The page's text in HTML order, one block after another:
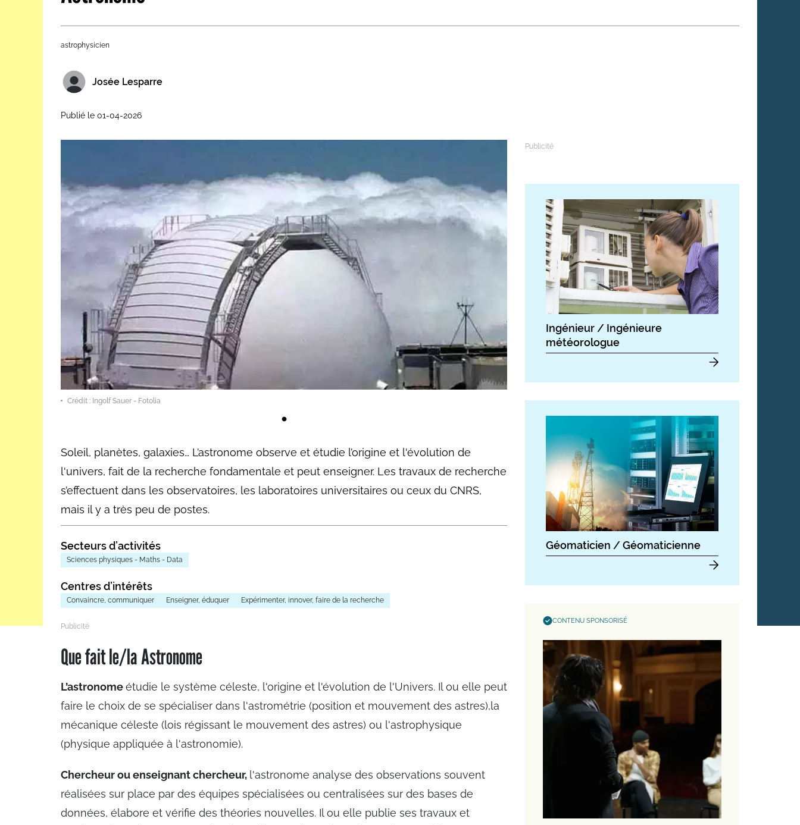
Avec nos focus diplômes
Avec nos focus métiers À l'étranger
Découvrir le monde
astrophysicien
Josée Lesparre
Publié le 01-04-2026
Crédit : Ingolf Sauer - Fotolia
Soleil, planètes, galaxies… L’astronome observe et étudie l’origine et l'évolution de
l'univers, fait de la recherche fondamentale et peut enseigner. Les travaux de recherche
s’effectuent dans les observatoires, les laboratoires universitaires ou ceux du CNRS,
mais il y a très peu de postes.
Secteurs d’activités
Sciences physiques - Maths - Data
Centres d’intérêts
Convaincre, communiquer Enseigner, éduquer Expérimenter, innover, faire de la recherche
Que fait le/la Astronome
L’astronomeétudie le système céleste, l'origine et l'évolution de l'Univers. Il ou elle peut
faire le choix de se spécialiser dans l'astrométrie (position et mouvement des astres),la
mécanique céleste (lois régissant le mouvement des astres) ou l'astrophysique
(physique appliquée à l'astronomie).
Chercheur ou enseignant chercheur, l'astronome analyse des observations souvent
réalisées sur place par des équipes spécialisées ou centralisées sur des bases de
données, élabore et vérifie des théories nouvelles. Il ou elle publie ses travaux et
Ingénieur / Ingénieure
météorologue
Géomaticien / Géomaticienne
CONTENU SPONSORISÉ